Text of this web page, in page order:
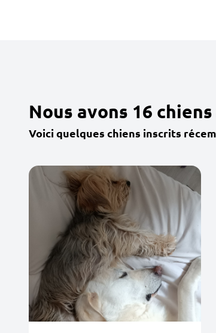
Nous avons 16
Voici quelques chiens inscrits